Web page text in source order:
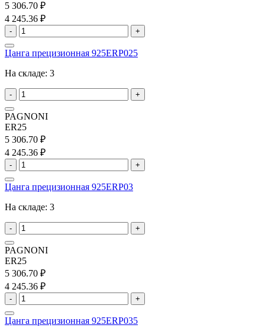
5 306.70 ₽
4 245.36 ₽
- +
Цанга прецизионная 925ERP025
На складе: 3
- +
PAGNONI
ER25
5 306.70 ₽
4 245.36 ₽
- +
Цанга прецизионная 925ERP03
На складе: 3
- +
PAGNONI
ER25
5 306.70 ₽
4 245.36 ₽
- +
Цанга прецизионная 925ERP035